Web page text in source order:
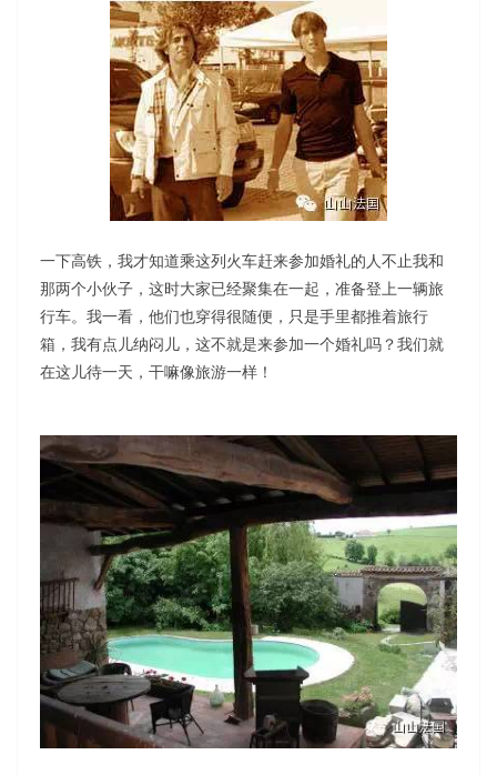
一下高铁，我才知道乘这列火车赶来参加婚礼的人不止我和
那两个小伙子，这时大家已经聚集在一起，准备登上一辆旅
行车。我一看，他们也穿得很随便，只是手里都推着旅行
箱，我有点儿纳闷儿，这不就是来参加一个婚礼吗？我们就
在这儿待一天，干嘛像旅游一样！